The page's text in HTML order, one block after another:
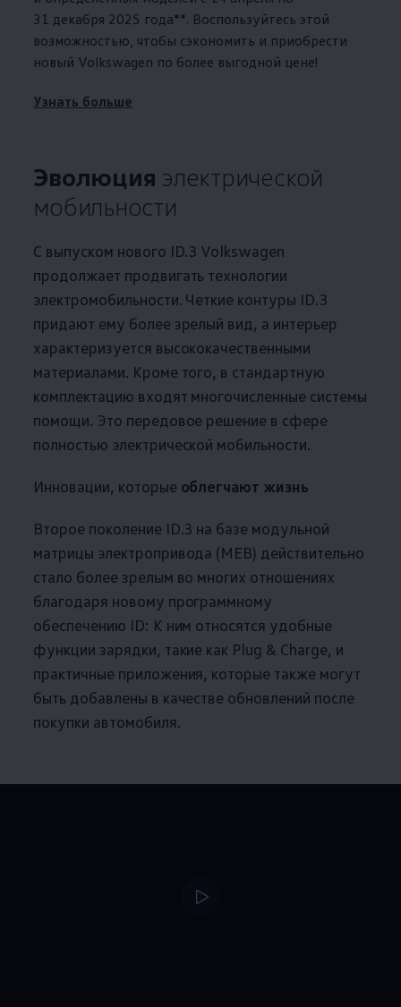
31 декабря 2025 года**. Воспользуйтесь этой
возможностью, чтобы сэкономить и приобрести
новый Volkswagen по более выгодной цене!
Узнать больше
Эволюция электрической
мобильности
С выпуском нового ID.3 Volkswagen
продолжает продвигать технологии
электромобильности. Четкие контуры ID.3
придают ему более зрелый вид, а интерьер
характеризуется высококачественными
материалами. Кроме того, в стандартную
комплектацию входят многочисленные системы
помощи. Это передовое решение в сфере
полностью электрической мобильности.
Инновации, которые облегчают жизнь
Второе поколение ID.3 на базе модульной
матрицы электропривода (MEB) действительно
стало более зрелым во многих отношениях
благодаря новому программному
обеспечению ID: К ним относятся удобные
функции зарядки, такие как Plug & Charge, и
практичные приложения, которые также могут
быть добавлены в качестве обновлений после
покупки автомобиля.